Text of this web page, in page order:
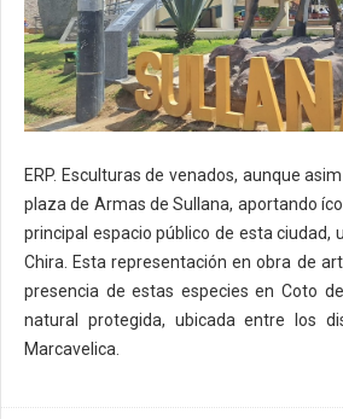
ERP. Esculturas de venados, aunque
plaza de Armas de Sullana, aportando
principal espacio público de esta ciudad,
Chira. Esta representación en obra de
presencia de estas especies en Coto
natural protegida, ubicada entre los
Marcavelica.